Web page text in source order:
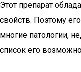
Этот препарат
свойств. Поэтому
многие патологии,
список его